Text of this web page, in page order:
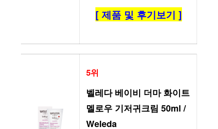
[ 제품 및 후기보기 ]
5위
벨레다 베이비 더마 화이트
멜로우 기저귀크림 50ml /
Weleda